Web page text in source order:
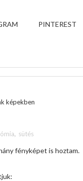
PINTEREST
képekben
, sütés
fényképet is hoztam.